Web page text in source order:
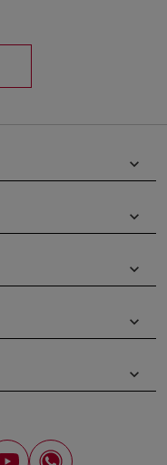
keyboard_arrow_down
keyboard_arrow_down
keyboard_arrow_down
keyboard_arrow_down
keyboard_arrow_down